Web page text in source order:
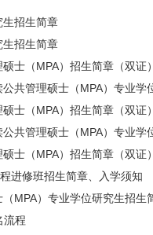
招生简章
招生简章
士（MPA）招生简章（双证
共管理硕士（MPA）专业学
士（MPA）招生简章（双证
共管理硕士（MPA）专业学
士（MPA）招生简章（双证
进修班招生简章、入学须知
MPA）专业学位研究生招生
流程